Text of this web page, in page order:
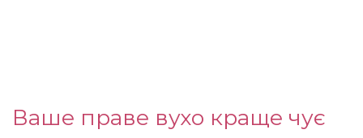
Ваше праве вухо краще чує